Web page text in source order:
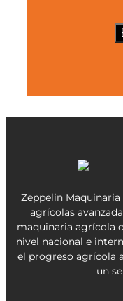
Zeppelin
agrícolas
maquinaria agrícola
nivel nacional e
el progreso agrícola
un